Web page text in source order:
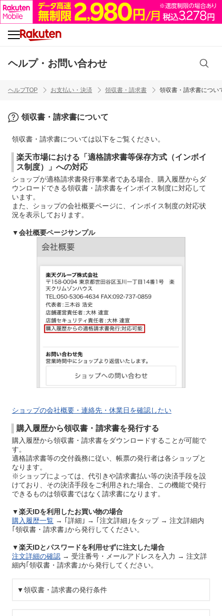
ヘルプ・お問い合わせ
ヘルプTOP お支払い・決済 領収書・請求書 領収書・請求書につい
領収書・請求書について
領収書・請求書については以下をご覧ください。
楽天市場における「適格請求書等保存方式（インボイ
ス制度）」への対応
ショップが適格請求書発行事業者である場合、購入履歴からダ
ウンロードできる領収書・請求書をインボイス制度に対応して
います。
また、ショップの会社概要ページに、インボイス制度の対応状
況を表示しております。
▼会社概要ページサンプル
ショップの会社概要・連絡先・休業日を確認したい
購入履歴から領収書・請求書を発行する
購入履歴から領収書・請求書をダウンロードすることが可能で
す。
適格請求書等の交付義務に従い、帳票の発行者は各ショップと
なります。
※ショップによっては、代引きや請求書払い等の決済手段を設
けており、その決済手段をご利用された場合、この機能で発行
できるものは領収書ではなく請求書になります。
▼楽天IDを利用したお買い物の場合
購入履歴一覧 → ｢詳細｣ → ｢注文詳細｣をタップ → 注文詳細内
｢領収書・請求書｣から発行してください。
▼楽天IDとパスワードを利用せずに注文した場合
注文詳細の確認 → 受注番号・メールアドレスを入力 → 注文詳
細内｢領収書・請求書｣から発行してください。
▼領収書・請求書の発行条件